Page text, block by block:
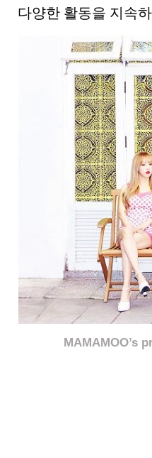
다양한 활동을 지속
MAMAMOO’s